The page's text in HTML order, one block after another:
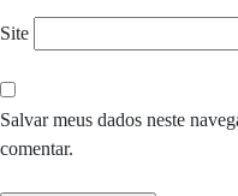
Site
Salvar meus dados neste
comentar.